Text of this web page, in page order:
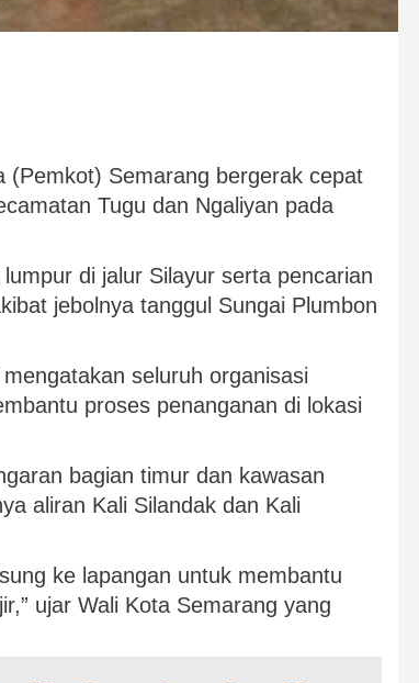
(Pemkot) Semarang bergerak cepat
Tugu dan Ngaliyan pada
di jalur Silayur serta pencarian
jebolnya tanggul Sungai Plumbon
seluruh organisasi
proses penanganan di lokasi
bagian timur dan kawasan
aliran Kali Silandak dan Kali
ke lapangan untuk membantu
ujar Wali Kota Semarang yang